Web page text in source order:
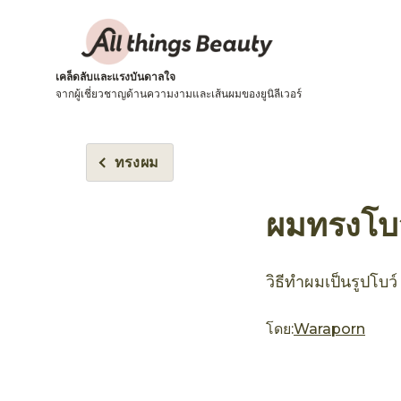
เคล็ดลับและแรงบันดาลใจ
จากผู้เชี่ยวชาญด้านความงามและเส้นผมของยูนิลีเวอร์
ทรงผม
ผมทรงโ
วิธีทำผมเป็นรูปโบ
โดย:Waraporn